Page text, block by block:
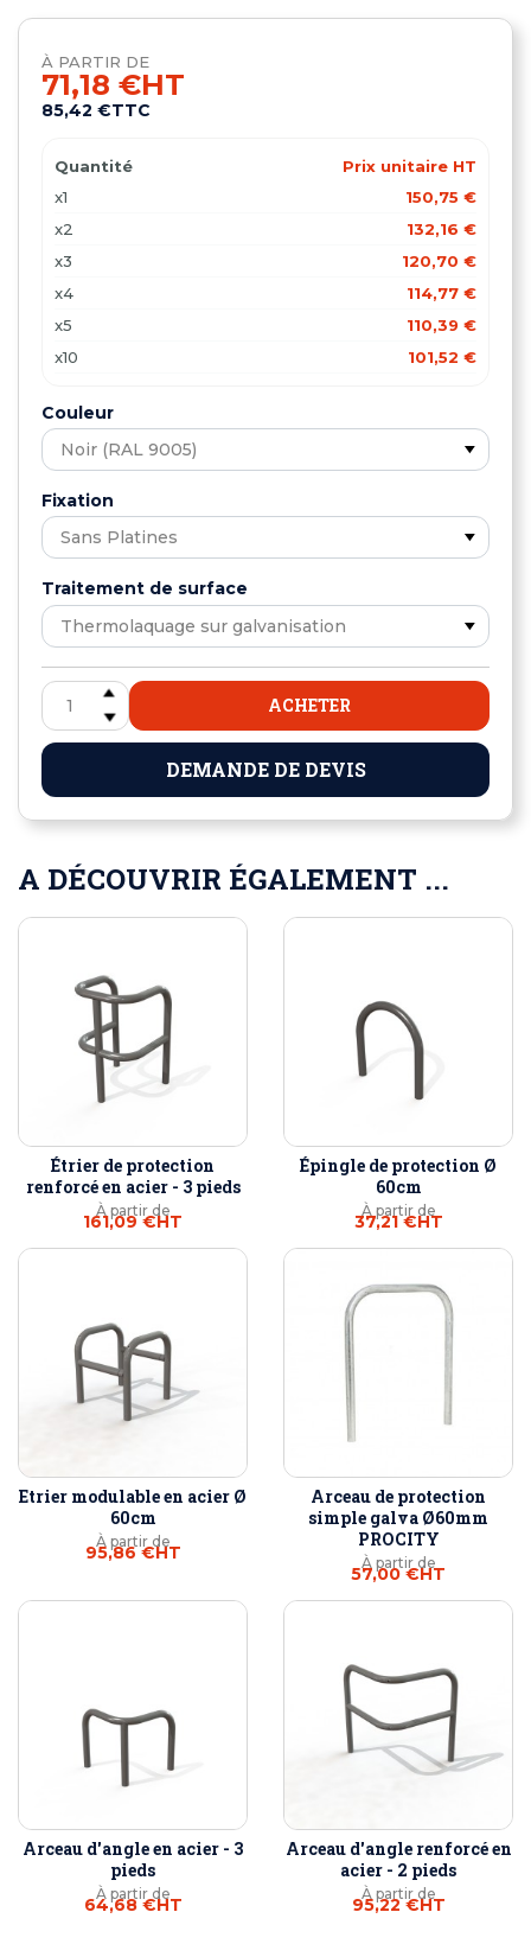
À PARTIR DE
71,18 €HT
85,42 €TTC
Quantité
Prix unitaire HT
x1
150,75 €
x2
132,16 €
x3
120,70 €
x4
114,77 €
x5
110,39 €
x10
101,52 €
x20
Couleur
Fixation
Traitement de surface
ACHETER
DEMANDE DE DEVIS
A DÉCOUVRIR ÉGALEMENT ...
Étrier de protection
renforcé en acier - 3 pieds
À partir de
161,09 €HT
Épingle de protection Ø
60cm
À partir de
37,21 €HT
Etrier modulable en acier Ø
60cm
À partir de
95,86 €HT
Arceau de protection
simple galva Ø60mm
PROCITY
À partir de
57,00 €HT
Arceau d'angle en acier - 3
pieds
À partir de
64,68 €HT
Arceau d'angle renforcé en
acier - 2 pieds
À partir de
95,22 €HT